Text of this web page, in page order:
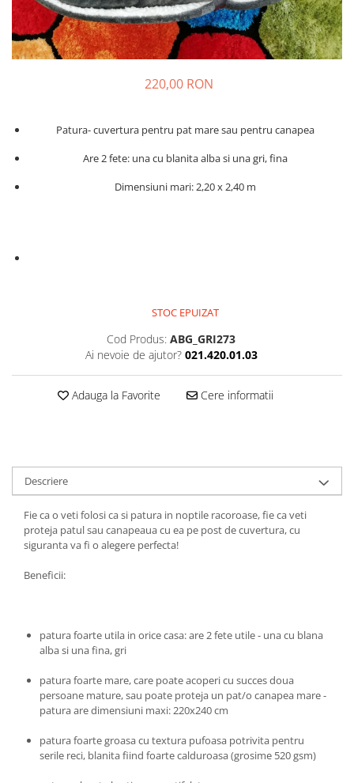
220,00 RON
Patura- cuvertura pentru pat mare sau pentru canapea
Are 2 fete: una cu blanita alba si una gri, fina
Dimensiuni mari: 2,20 x 2,40 m
STOC EPUIZAT
Cod Produs: ABG_GRI273
Ai nevoie de ajutor? 021.420.01.03
Adauga la Favorite Cere informatii
Descriere
Fie ca o veti folosi ca si patura in noptile racoroase, fie ca veti
proteja patul sau canapeaua cu ea pe post de cuvertura, cu
siguranta va fi o alegere perfecta!
Beneficii:
patura foarte utila in orice casa: are 2 fete utile - una cu blana
alba si una fina, gri
patura foarte mare, care poate acoperi cu succes doua
persoane mature, sau poate proteja un pat/o canapea mare -
patura are dimensiuni maxi: 220x240 cm
patura foarte groasa cu textura pufoasa potrivita pentru
serile reci, blanita fiind foarte calduroasa (grosime 520 gsm)